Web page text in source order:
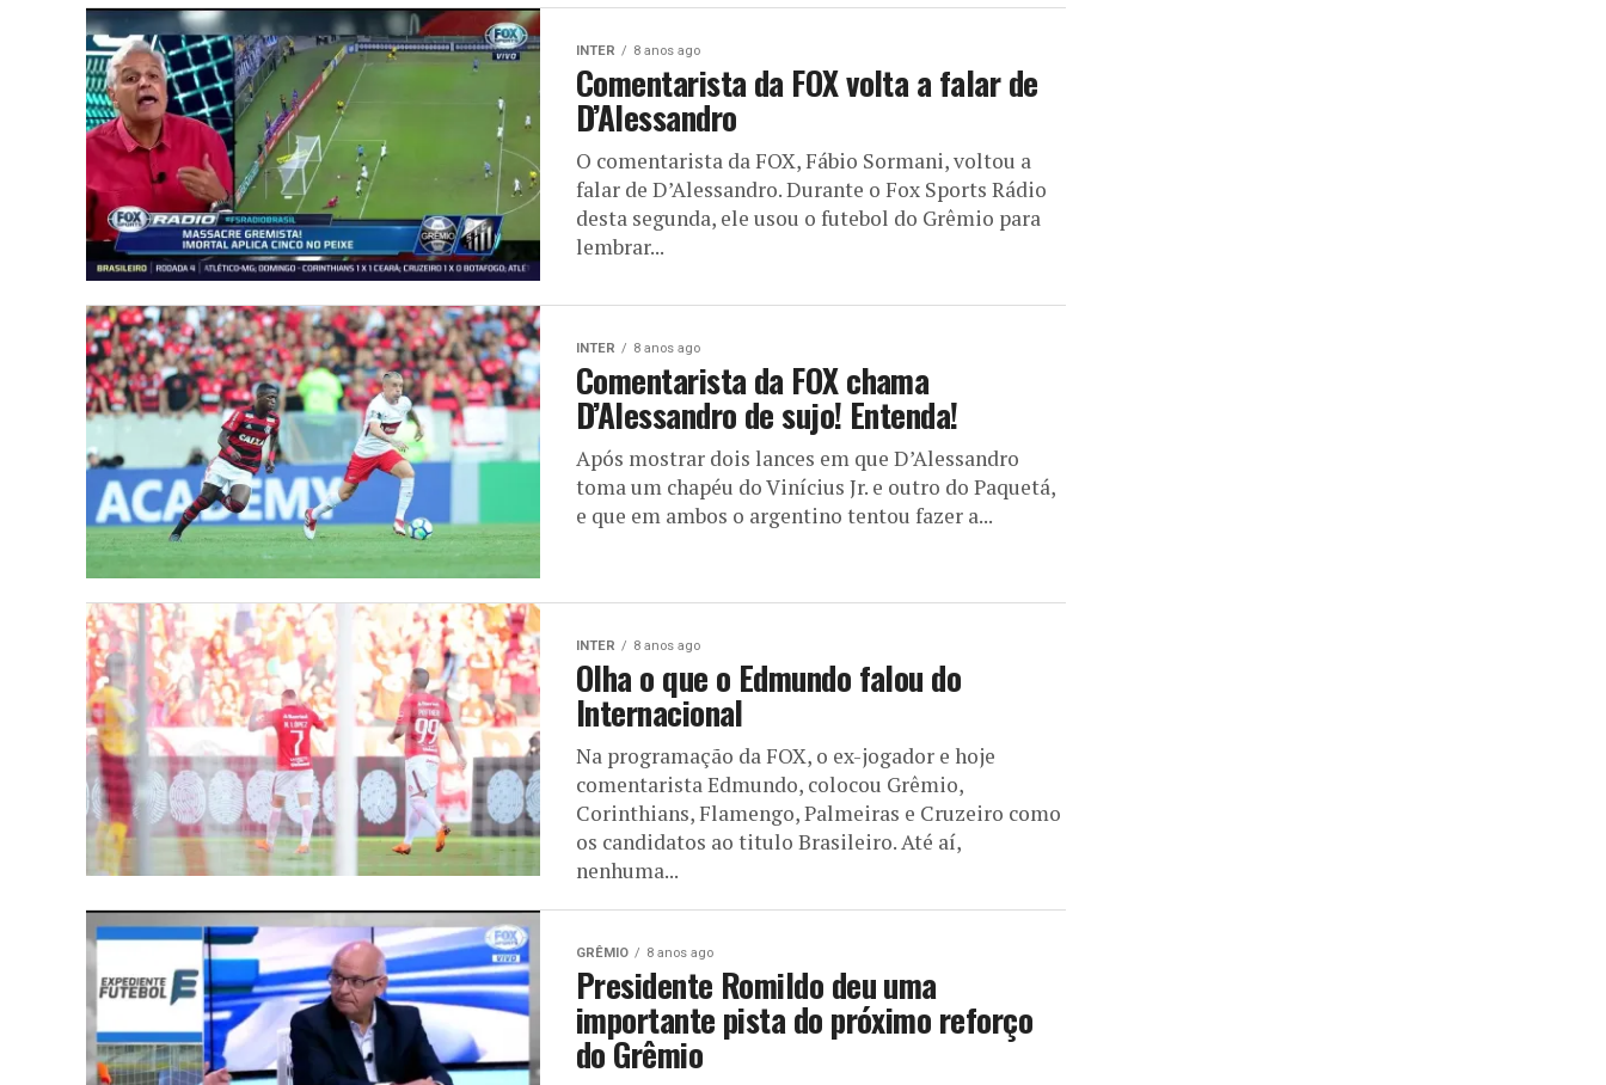
INTER 8 anos ago
Comentarista da FOX volta a falar de
D’Alessandro
O comentarista da FOX, Fábio Sormani, voltou a
falar de D’Alessandro. Durante o Fox Sports Rádio
desta segunda, ele usou o futebol do Grêmio para
lembrar...
INTER 8 anos ago
Comentarista da FOX chama
D’Alessandro de sujo! Entenda!
Após mostrar dois lances em que D’Alessandro
toma um chapéu do Vinícius Jr. e outro do Paquetá,
e que em ambos o argentino tentou fazer a...
INTER 8 anos ago
Olha o que o Edmundo falou do
Internacional
Na programação da FOX, o ex-jogador e hoje
comentarista Edmundo, colocou Grêmio,
Corinthians, Flamengo, Palmeiras e Cruzeiro como
os candidatos ao titulo Brasileiro. Até aí,
nenhuma...
GRÊMIO 8 anos ago
Presidente Romildo deu uma
importante pista do próximo reforço
do Grêmio